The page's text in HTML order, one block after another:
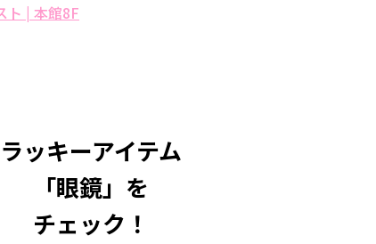
ト | 本館8F
ラッキーアイテム
「眼鏡」を
チェック！